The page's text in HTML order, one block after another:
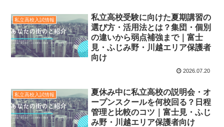
私立高校入試情報
私立高校受験に向けた夏期講習の
選び方・活用法とは？集団・個別
の違いから弱点補強まで｜富士
見・ふじみ野・川越エリア保護者
向け
2026.07.20
私立高校入試情報
夏休み中に私立高校の説明会・オ
ープンスクールを何校回る？日程
管理と比較のコツ｜富士見・ふじ
み野・川越エリア保護者向け